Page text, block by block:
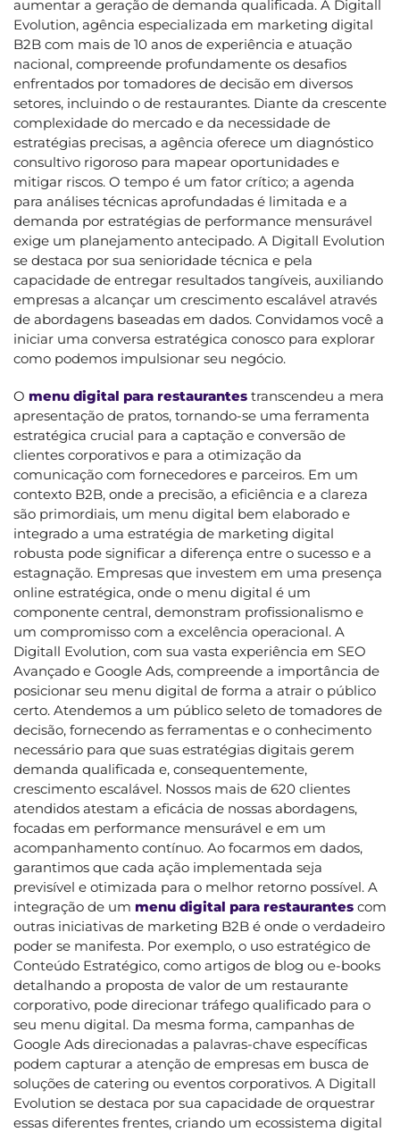
aumentar a geração de demanda qualificada. A Digitall
Evolution, agência especializada em marketing digital
B2B com mais de 10 anos de experiência e atuação
nacional, compreende profundamente os desafios
enfrentados por tomadores de decisão em diversos
setores, incluindo o de restaurantes. Diante da crescente
complexidade do mercado e da necessidade de
estratégias precisas, a agência oferece um diagnóstico
consultivo rigoroso para mapear oportunidades e
mitigar riscos. O tempo é um fator crítico; a agenda
para análises técnicas aprofundadas é limitada e a
demanda por estratégias de performance mensurável
exige um planejamento antecipado. A Digitall Evolution
se destaca por sua senioridade técnica e pela
capacidade de entregar resultados tangíveis, auxiliando
empresas a alcançar um crescimento escalável através
de abordagens baseadas em dados. Convidamos você a
iniciar uma conversa estratégica conosco para explorar
como podemos impulsionar seu negócio.
O menu digital para restaurantes transcendeu a mera
apresentação de pratos, tornando-se uma ferramenta
estratégica crucial para a captação e conversão de
clientes corporativos e para a otimização da
comunicação com fornecedores e parceiros. Em um
contexto B2B, onde a precisão, a eficiência e a clareza
são primordiais, um menu digital bem elaborado e
integrado a uma estratégia de marketing digital
robusta pode significar a diferença entre o sucesso e a
estagnação. Empresas que investem em uma presença
online estratégica, onde o menu digital é um
componente central, demonstram profissionalismo e
um compromisso com a excelência operacional. A
Digitall Evolution, com sua vasta experiência em SEO
Avançado e Google Ads, compreende a importância de
posicionar seu menu digital de forma a atrair o público
certo. Atendemos a um público seleto de tomadores de
decisão, fornecendo as ferramentas e o conhecimento
necessário para que suas estratégias digitais gerem
demanda qualificada e, consequentemente,
crescimento escalável. Nossos mais de 620 clientes
atendidos atestam a eficácia de nossas abordagens,
focadas em performance mensurável e em um
acompanhamento contínuo. Ao focarmos em dados,
garantimos que cada ação implementada seja
previsível e otimizada para o melhor retorno possível. A
integração de um menu digital para restaurantes com
outras iniciativas de marketing B2B é onde o verdadeiro
poder se manifesta. Por exemplo, o uso estratégico de
Conteúdo Estratégico, como artigos de blog ou e-books
detalhando a proposta de valor de um restaurante
corporativo, pode direcionar tráfego qualificado para o
seu menu digital. Da mesma forma, campanhas de
Google Ads direcionadas a palavras-chave específicas
podem capturar a atenção de empresas em busca de
soluções de catering ou eventos corporativos. A Digitall
Evolution se destaca por sua capacidade de orquestrar
essas diferentes frentes, criando um ecossistema digital